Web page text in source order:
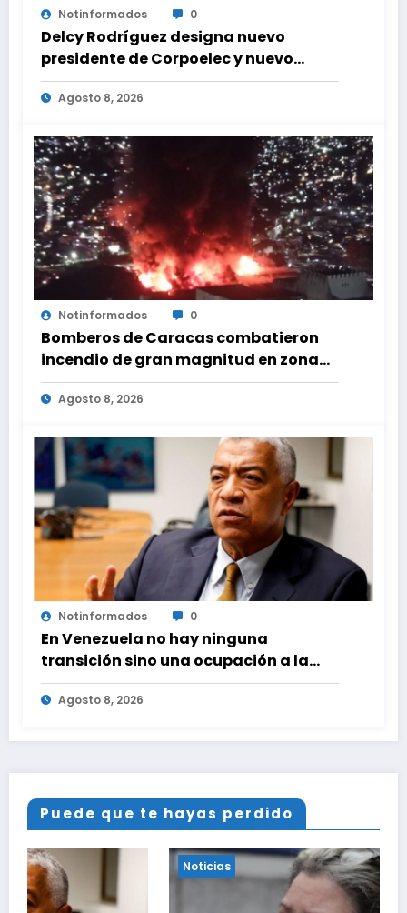
Notinformados 0
Delcy Rodríguez designa nuevo
presidente de Corpoelec y nuevo
viceministro de Servicios Eléctricos
Agosto 8, 2026
Notinformados 0
Bomberos de Caracas combatieron
incendio de gran magnitud en zona
industrial de El Llanito
Agosto 8, 2026
Notinformados 0
En Venezuela no hay ninguna
transición sino una ocupación a la
fuerza
Agosto 8, 2026
Puede que te hayas perdido
Noticias